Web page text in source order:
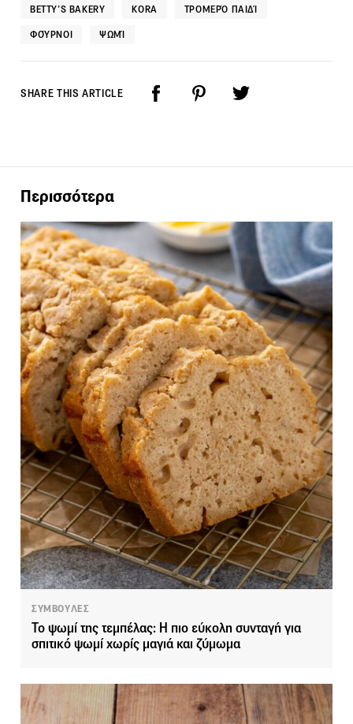
BETTY’S BAKERY KORA ΤΡΟΜΕΡΌ ΠΑΙΔΊ
ΦΟΎΡΝΟΙ ΨΩΜΊ
SHARE THIS ARTICLE
Περισσότερα
ΣΥΜΒΟΥΛΕΣ
Το ψωμί της τεμπέλας: Η πιο εύκολη συνταγή για
σπιτικό ψωμί χωρίς μαγιά και ζύμωμα